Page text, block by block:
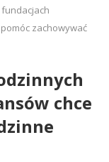
zachowywać
chce